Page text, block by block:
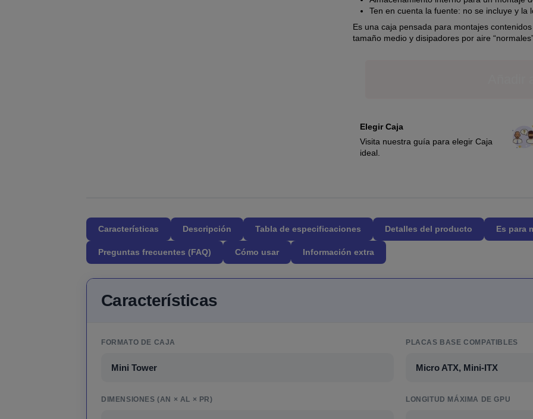
Ten en cuenta la fuente: no se incluye y la
Es una caja pensada para montajes
tamaño medio y disipadores por aire
Elegir Caja
Visita nuestra guía para elegir Caja
ideal.
Características Descripción Tabla de especificaciones Detalles del producto Es para
Preguntas frecuentes (FAQ) Cómo usar Información extra
Características
FORMATO DE CAJA
Mini Tower
PLACAS BASE COMPATIBLES
Micro ATX, Mini-ITX
DIMENSIONES (AN × AL × PR) LONGITUD MÁXIMA DE GPU